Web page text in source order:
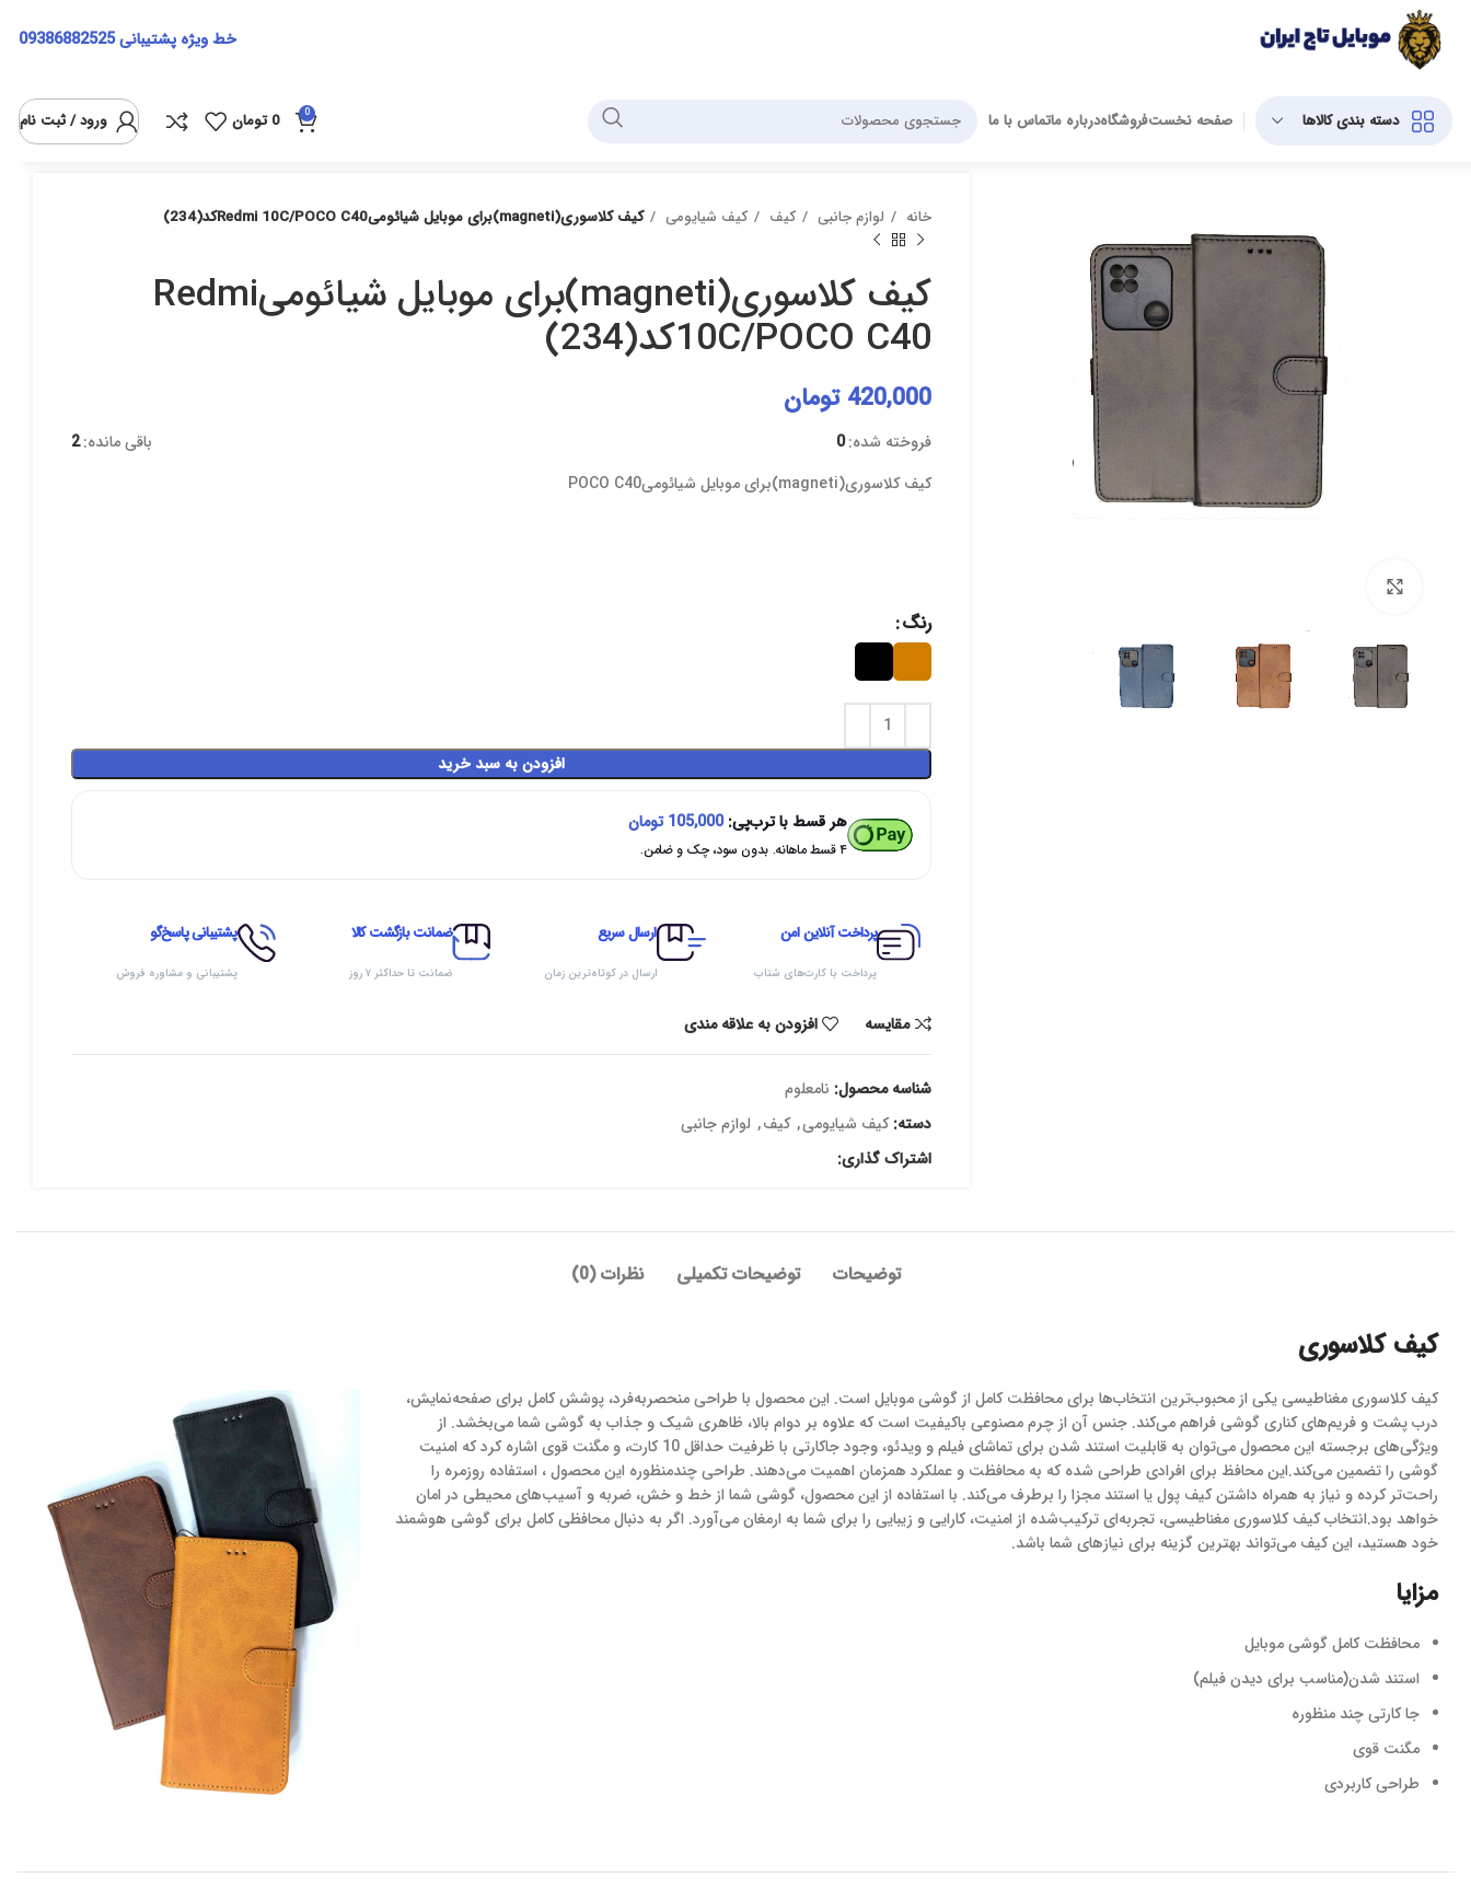
خط ویژه پشتیبانی09386882525
دسته بندی کالاها صفحه نخستفروشگاهدرباره ماتماس با ما 0
0 تومان ورود / ثبت نام
خانه لوازم جانبی کیف کیف شیایومی کیف کلاسوری(magneti)برای موبایل شیائومیRedmi 10C/POCO C40کد(234)
کیف کلاسوری(magneti)برای موبایل شیائومیRedmi
10C/POCO C40کد(234)
420,000 تومان
فروخته شده:0 باقی مانده:2
کیف کلاسوری(magneti)برای موبایل شیائومیPOCO C40
رنگ
افزودن به سبد خرید
هر قسط با ترب‌پی:105,000 تومان
۴ قسط ماهانه. بدون سود، چک و ضامن.
پرداخت آنلاین امن
پرداخت با کارت‌های شتاب
ارسال سریع
ارسال در کوتاه‌ترین زمان
ضمانت بازگشت کالا
ضمانت تا حداکثر ۷ روز
پشتیبانی پاسخ‌گو
پشتیبانی و مشاوره فروش
مقایسه افزودن به علاقه مندی
شناسه محصول: نامعلوم
دسته: کیف شیایومی, کیف, لوازم جانبی
اشتراک گذاری:
توضیحات توضیحات تکمیلی نظرات (0)
کیف کلاسوری
کیف کلاسوری مغناطیسی یکی از محبوب‌ترین انتخاب‌ها برای محافظت کامل از گوشی موبایل است. این محصول با طراحی منحصربه‌فرد، پوشش کامل برای صفحه‌نمایش،
درب پشت و فریم‌های کناری گوشی فراهم می‌کند. جنس آن از چرم مصنوعی باکیفیت است که علاوه بر دوام بالا، ظاهری شیک و جذاب به گوشی شما می‌بخشد. از
ویژگی‌های برجسته این محصول می‌توان به قابلیت استند شدن برای تماشای فیلم و ویدئو، وجود جاکارتی با ظرفیت حداقل 10 کارت، و مگنت قوی اشاره کرد که امنیت
گوشی را تضمین می‌کند.این محافظ برای افرادی طراحی شده که به محافظت و عملکرد همزمان اهمیت می‌دهند. طراحی چندمنظوره این محصول ، استفاده روزمره را
راحت‌تر کرده و نیاز به همراه داشتن کیف پول یا استند مجزا را برطرف می‌کند. با استفاده از این محصول، گوشی شما از خط و خش، ضربه و آسیب‌های محیطی در امان
خواهد بود.انتخاب کیف کلاسوری مغناطیسی، تجربه‌ای ترکیب‌شده از امنیت، کارایی و زیبایی را برای شما به ارمغان می‌آورد. اگر به دنبال محافظی کامل برای گوشی هوشمند
خود هستید، این کیف می‌تواند بهترین گزینه برای نیازهای شما باشد.
مزایا
محافظت کامل گوشی موبایل
استند شدن(مناسب برای دیدن فیلم)
جا کارتی چند منظوره
مگنت قوی
طراحی کاربردی